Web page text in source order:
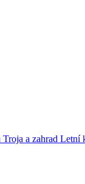
a zahrad Letní